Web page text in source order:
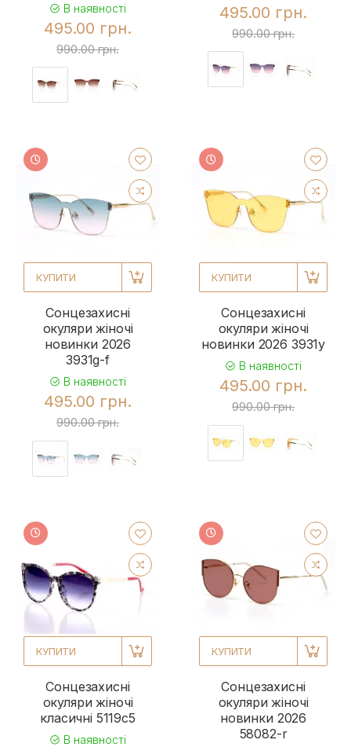
В наявності
495.00 грн.
990.00 грн.
495.00 грн.
990.00 грн.
КУПИТИ
Сонцезахисні
окуляри жіночі
новинки 2026
3931g-f
В наявності
495.00 грн.
990.00 грн.
КУПИТИ
Сонцезахисні
окуляри жіночі
новинки 2026 3931y
В наявності
495.00 грн.
990.00 грн.
КУПИТИ
Сонцезахисні
окуляри жіночі
класичні 5119c5
В наявності
КУПИТИ
Сонцезахисні
окуляри жіночі
новинки 2026
58082-r